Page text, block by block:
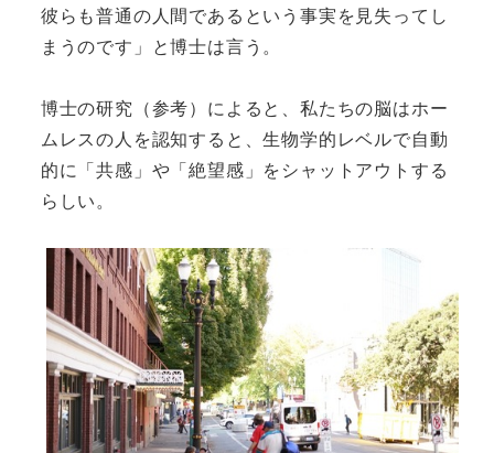
彼らも普通の人間であるという事実を見失ってし
まうのです」と博士は言う。
博士の研究（参考）によると、私たちの脳はホー
ムレスの人を認知すると、生物学的レベルで自動
的に「共感」や「絶望感」をシャットアウトする
らしい。